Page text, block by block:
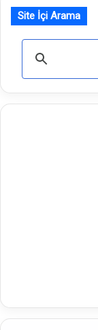
Site İçi Arama